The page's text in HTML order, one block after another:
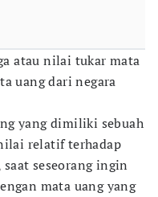
atau nilai tukar mata
uang dari negara
yang dimiliki sebuah
relatif terhadap
seseorang ingin
mata uang yang